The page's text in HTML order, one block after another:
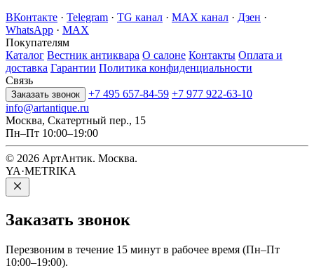
ВКонтакте · Telegram · TG канал · MAX канал · Дзен ·
WhatsApp · MAX
Покупателям
Каталог Вестник антиквара О салоне Контакты Оплата и
доставка Гарантии Политика конфиденциальности
Связь
Заказать звонок +7 495 657-84-59 +7 977 922-63-10
info@artantique.ru
Москва, Скатертный пер., 15
Пн–Пт 10:00–19:00
© 2026 АртАнтик. Москва.
YA·METRIKA
Заказать звонок
Перезвоним в течение 15 минут в рабочее время (Пн–Пт
10:00–19:00).